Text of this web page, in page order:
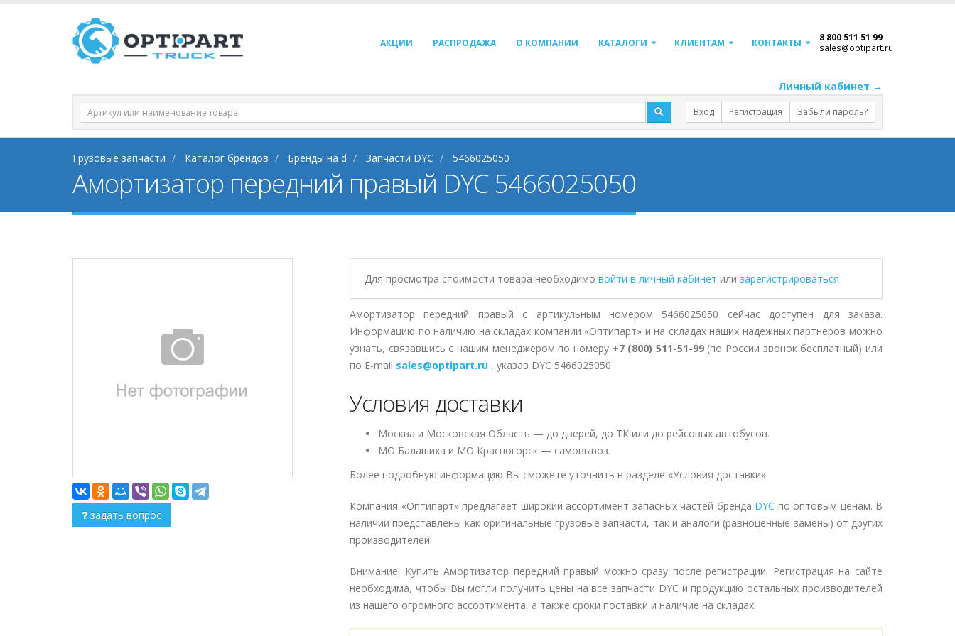
АКЦИИ РАСПРОДАЖА О КОМПАНИИ КАТАЛОГИ КЛИЕНТАМ КОНТАКТЫ 8 800 511 51 99
sales@optipart.ru
Личный кабинет →
Вход Регистрация Забыли пароль?
Грузовые запчасти Каталог брендов Бренды на d Запчасти DYC 5466025050
Амортизатор передний правый DYC 5466025050
задать вопрос
Для просмотра стоимости товара необходимо войти в личный кабинет или зарегистрироваться
Амортизатор передний правый с артикульным номером 5466025050 сейчас доступен для заказа.
Информацию по наличию на складах компании «Оптипарт» и на складах наших надежных партнеров можно
узнать, связавшись с нашим менеджером по номеру +7 (800) 511-51-99(по России звонок бесплатный) или
по E-mail sales@optipart.ru , указав DYC 5466025050
Условия доставки
Москва и Московская Область — до дверей, до ТК или до рейсовых автобусов.
МО Балашиха и МО Красногорск — самовывоз.
Более подробную информацию Вы сможете уточнить в разделе «Условия доставки»
Компания «Оптипарт» предлагает широкий ассортимент запасных частей бренда DYC по оптовым ценам. В
наличии представлены как оригинальные грузовые запчасти, так и аналоги (равноценные замены) от других
производителей.
Внимание! Купить Амортизатор передний правый можно сразу после регистрации. Регистрация на сайте
необходима, чтобы Вы могли получить цены на все запчасти DYC и продукцию остальных производителей
из нашего огромного ассортимента, а также сроки поставки и наличие на складах!